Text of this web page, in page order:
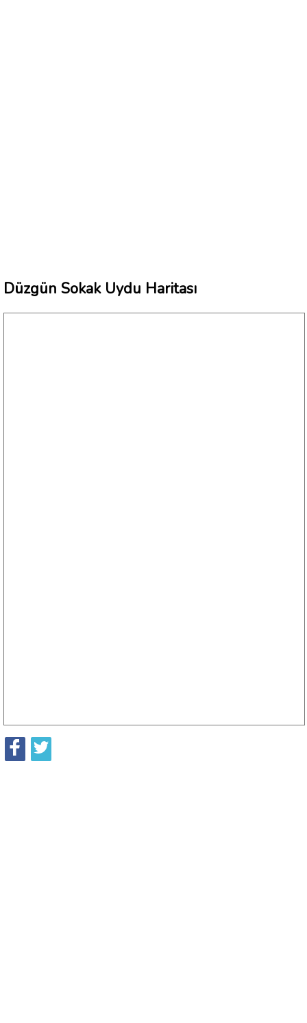
Düzgün Sokak Uydu Haritası